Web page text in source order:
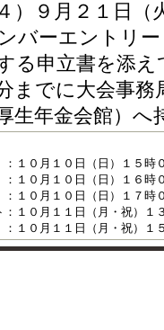
）９月２１日
バーエントリ
る申立書を添
までに大会事
年金会館）へ
： １０月１０日（日）１５時
： １０月１０日（日）１６時
： １０月１０日（日）１７時
： １０月１１日（月・祝）１
： １０月１１日（月・祝）１